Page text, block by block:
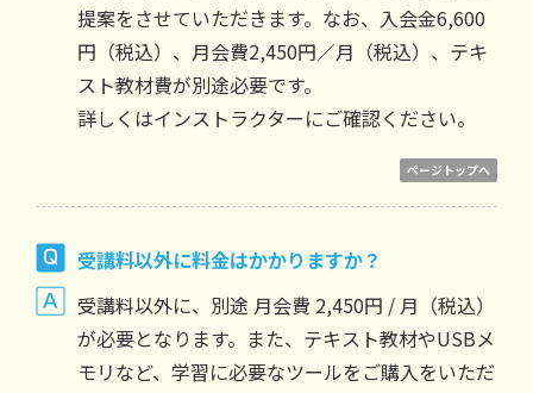
提案をさせていただきます。なお、入会金6,600
円（税込）、月会費2,450円／月（税込）、テキ
スト教材費が別途必要です。
詳しくはインストラクターにご確認ください。
ページトップへ
受講料以外に料金はかかりますか？
受講料以外に、別途 月会費 2,450円 / 月（税込）
が必要となります。また、テキスト教材やUSBメ
モリなど、学習に必要なツールをご購入をいただ